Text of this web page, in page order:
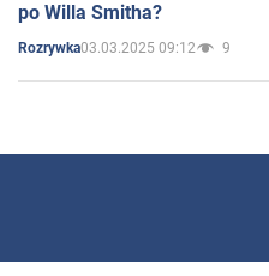
po Willa Smitha?
Rozrywka03.03.2025 09:12 9